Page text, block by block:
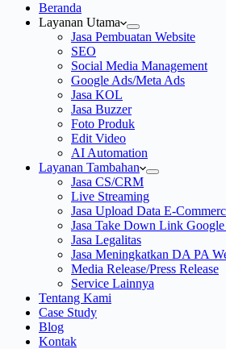
Beranda
Layanan Utama
Jasa Pembuatan Website
SEO
Social Media Management
Google Ads/Meta Ads
Jasa KOL
Jasa Buzzer
Foto Produk
Edit Video
AI Automation
Layanan Tambahan
Jasa CS/CRM
Live Streaming
Jasa Upload Data E-
Jasa Take Down Link Google
Jasa Legalitas
Jasa Meningkatkan DA PA
Media Release/Press Release
Service Lainnya
Tentang Kami
Case Study
Blog
Kontak